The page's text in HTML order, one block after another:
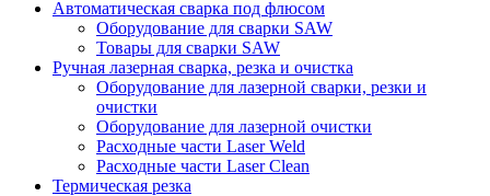
Автоматическая сварка под флюсом
Оборудование для сварки SAW
Товары для сварки SAW
Ручная лазерная сварка, резка и очистка
Оборудование для лазерной сварки, резки и
очистки
Оборудование для лазерной очистки
Расходные части Laser Weld
Расходные части Laser Clean
Термическая резка